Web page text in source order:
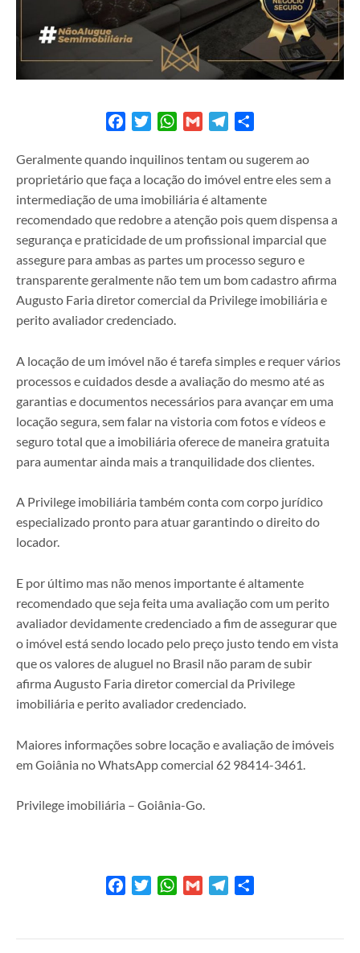
FacebookTwitterWhatsApp
Gmail Telegram
Geralmente quando inquilinos tentam ou sugerem ao
proprietário que faça a locação do imóvel entre eles sem a
intermediação de uma imobiliária é altamente
recomendado que redobre a atenção pois quem dispensa a
segurança e praticidade de um profissional imparcial que
assegure para ambas as partes um processo seguro e
transparente geralmente não tem um bom cadastro afirma
Augusto Faria diretor comercial da Privilege imobiliária e
perito avaliador credenciado.
A locação de um imóvel não é tarefa simples e requer vários
processos e cuidados desde a avaliação do mesmo até as
garantias e documentos necessários para avançar em uma
locação segura, sem falar na vistoria com fotos e vídeos e
seguro total que a imobiliária oferece de maneira gratuita
para aumentar ainda mais a tranquilidade dos clientes.
A Privilege imobiliária também conta com corpo jurídico
especializado pronto para atuar garantindo o direito do
locador.
E por último mas não menos importante é altamente
recomendado que seja feita uma avaliação com um perito
avaliador devidamente credenciado a fim de assegurar que
o imóvel está sendo locado pelo preço justo tendo em vista
que os valores de aluguel no Brasil não param de subir
afirma Augusto Faria diretor comercial da Privilege
imobiliária e perito avaliador credenciado.
Maiores informações sobre locação e avaliação de imóveis
em Goiânia no WhatsApp comercial 62 98414-3461.
Privilege imobiliária – Goiânia-Go.
FacebookTwitterWhatsApp
Gmail Telegram